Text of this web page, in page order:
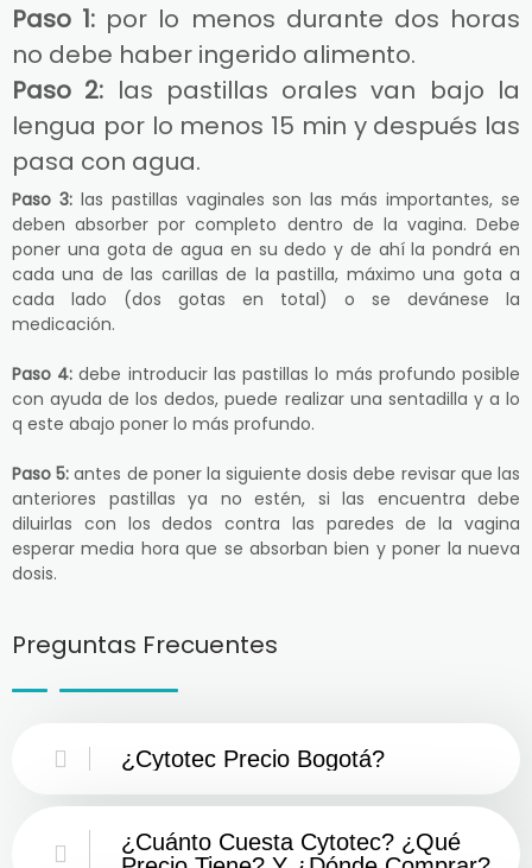
Paso 1: por lo menos durante dos horas
no debe haber ingerido alimento.
Paso 2: las pastillas orales van bajo la
lengua por lo menos 15 min y después las
pasa con agua.
Paso 3:las pastillas vaginales son las más importantes, se
deben absorber por completo dentro de la vagina. Debe
poner una gota de agua en su dedo y de ahí la pondrá en
cada una de las carillas de la pastilla, máximo una gota a
cada lado (dos gotas en total) o se devánese la
medicación.
Paso 4: debe introducir las pastillas lo más profundo posible
con ayuda de los dedos, puede realizar una sentadilla y a lo
q este abajo poner lo más profundo.
Paso 5: antes de poner la siguiente dosis debe revisar que las
anteriores pastillas ya no estén, si las encuentra debe
diluirlas con los dedos contra las paredes de la vagina
esperar media hora que se absorban bien y poner la nueva
dosis.
Preguntas Frecuentes
¿Cytotec Precio Bogotá?
¿Cuánto Cuesta Cytotec? ¿Qué